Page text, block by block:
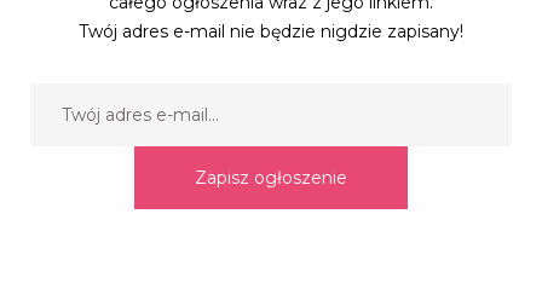
Twój adres e-mail nie będzie nigdzie zapisany!
Zapisz ogłoszenie